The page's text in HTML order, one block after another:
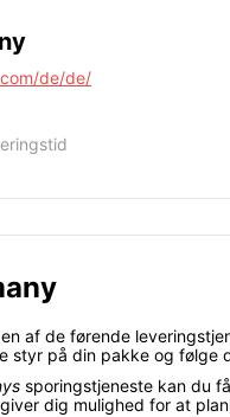
de/de/
af de førende
styr på din pakke og følge
sporingstjeneste kan du
dig mulighed for at